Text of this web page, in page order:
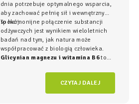
dnia potrzebuje optymalnego wsparcia,
aby zachować pełnię sił i wewnętrzny
spokój.
To harmonijne połączenie substancji
odżywczych jest wynikiem wieloletnich
badań nad tym, jak natura może
współpracować z biologią człowieka.
Glicynian magnezu i witamina B6to
fundament świadomego wspierania
organizmu, łączący wysoką skuteczność z
najwyższym bezpieczeństwem
CZYTAJ DALEJ